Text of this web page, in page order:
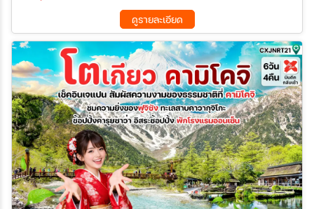
08 ต.ค. 69 - 12 ต.ค. 69
10 ต.ค. 69 - 14 ต.ค. 69
11 ต.ค. 69 - 15 ต.ค. 69
14 ต.ค. 69 - 18 ต.ค. 69
15 ต.ค. 69 - 19 ต.ค. 69
16 ต.ค. 69 - 20 ต.ค. 69
21 ต.ค. 69 - 25 ต.ค. 69
22 ต.ค. 69 - 26 ต.ค. 69
23 ต.ค. 69 - 27 ต.ค. 69
24 ต.ค. 69 - 28 ต.ค. 69
25 ต.ค. 69 - 29 ต.ค. 69
27 ต.ค. 69 - 31 ต.ค. 69
ดูรายละเอียด